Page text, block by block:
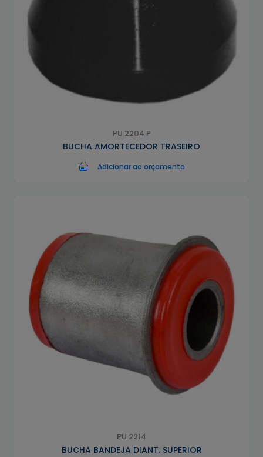
PU 2204 P
BUCHA AMORTECEDOR TRASEIRO
Adicionar ao orçamento
PU 2214
BUCHA BANDEJA DIANT. SUPERIOR